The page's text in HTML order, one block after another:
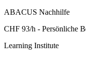
ABACUS Nachhilfe
CHF 93/h - Persönliche
Learning Institute